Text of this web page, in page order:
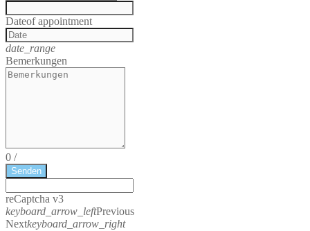
Dateof appointment
date_range
Bemerkungen
0 /
Senden
reCaptcha v3
keyboard_arrow_leftPrevious
Nextkeyboard_arrow_right